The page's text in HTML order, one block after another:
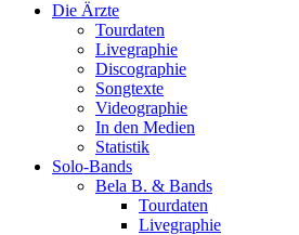
Die Ärzte
Tourdaten
Livegraphie
Discographie
Songtexte
Videographie
In den Medien
Statistik
Solo-Bands
Bela B. & Bands
Tourdaten
Livegraphie